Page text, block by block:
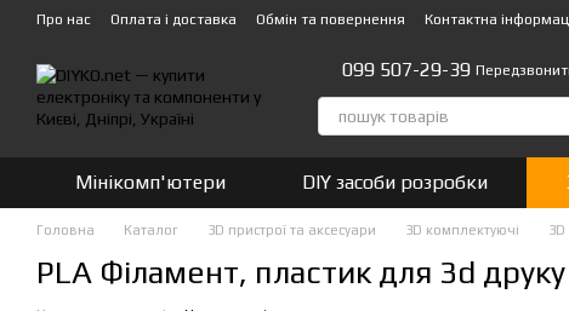
Перейти до основного контенту
Про нас Оплата і доставка Обмін та повернення Контактна
099 507-29-39
Мінікомп'ютери DIY засоби розробки
Головна Каталог 3D пристрої та аксесуари 3D комплектуючі
PLA Філамент, пластик для 3d